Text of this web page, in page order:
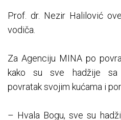
Prof. dr. Nezir Halilović
vodiča.
Za Agenciju MINA po
kako su sve hadžije sa
povratak svojim kućama i
– Hvala Bogu, sve su